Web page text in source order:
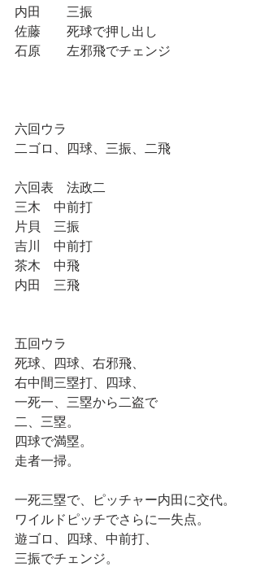
内田　　三振
佐藤　　死球で押し出し
石原　　左邪飛でチェンジ
六回ウラ
二ゴロ、四球、三振、二飛
六回表　法政二
三木　中前打
片貝　三振
吉川　中前打
茶木　中飛
内田　三飛
五回ウラ
死球、四球、右邪飛、
右中間三塁打、四球、
一死一、三塁から二盗で
二、三塁。
四球で満塁。
走者一掃。
一死三塁で、ピッチャー内田に交代。
ワイルドピッチでさらに一失点。
遊ゴロ、四球、中前打、
三振でチェンジ。